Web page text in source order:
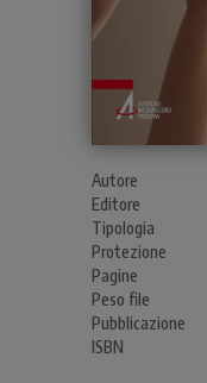
Autore
Editore
Tipologia
Protezione
Pagine
Peso file
Pubblicazione
ISBN